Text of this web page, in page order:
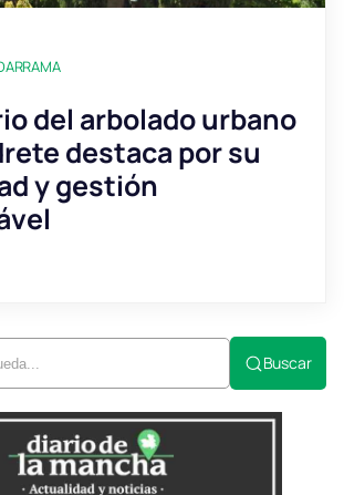
del arbolado urbano
destaca por su
y gestión
Buscar